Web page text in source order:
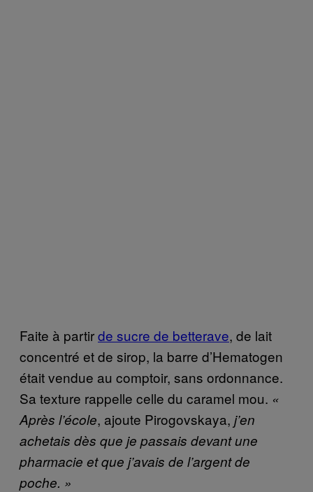
Faite à partirde sucre de betterave, de lait
concentré et de sirop, la barre d’Hematogen
était vendue au comptoir, sans ordonnance.
Sa texture rappelle celle du caramel mou. «
Après l’école, ajoute Pirogovskaya, j’en
achetais dès que je passais devant une
pharmacie et que j’avais de l’argent de
poche. »